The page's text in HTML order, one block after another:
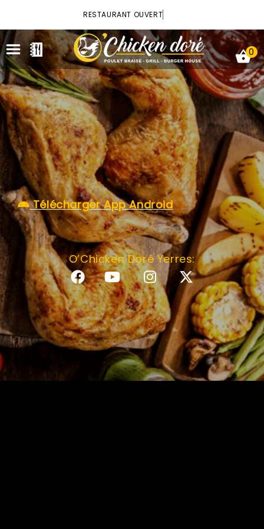
RESTAURANT OUVERT
ACCUEIL
LA CARTE
VOTRE COMPTE
NOTRE RESTAURANT
VOS AVIS
MENTIONS LÉGALES
C.G.V
0
Télécharger App Android
O’Chicken Doré Yerres: